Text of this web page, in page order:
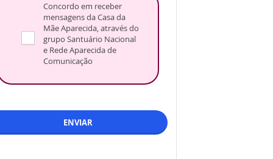
Concordo em receber
mensagens da Casa da
Mãe Aparecida, através do
grupo Santuário Nacional
e Rede Aparecida de
Comunicação
ENVIAR